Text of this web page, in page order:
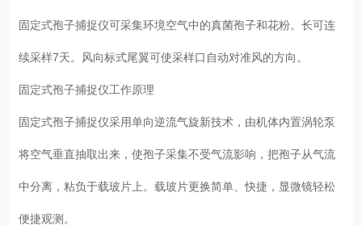
固定式孢子捕捉仪可采集环境空气中的真菌孢子和花粉。长可连
续采样7天。风向标式尾翼可使采样口自动对准风的方向。
固定式孢子捕捉仪工作原理
固定式孢子捕捉仪采用单向逆流气旋新技术，由机体内置涡轮泵
将空气垂直抽取出来，使孢子采集不受气流影响，把孢子从气流
中分离，粘负于载玻片上。载玻片更换简单、快捷，显微镜轻松
便捷观测。